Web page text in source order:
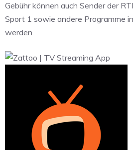
Gebühr können auch Sender der
Sport 1 sowie andere Programme
werden.